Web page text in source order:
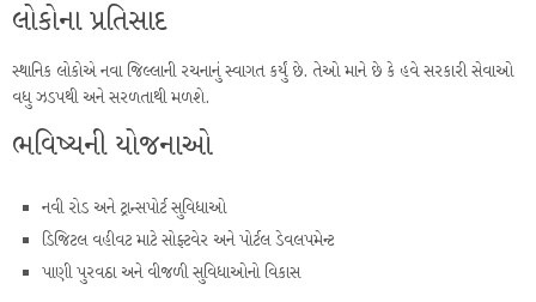
લોકોના પ્રતિસાદ
સ્થાનિક લોકોએ નવા જિલ્લાની રચનાનું સ્વાગત કર્યું છે. તેઓ માને છે કે હવે સરકારી સેવાઓ
વધુ ઝડપથી અને સરળતાથી મળશે.
ભવિષ્યની યોજનાઓ
નવી રોડ અને ટ્રાન્સપોર્ટ સુવિધાઓ
ડિજિટલ વહીવટ માટે સોફ્ટવેર અને પોર્ટલ ડેવલપમેન્ટ
પાણી પુરવઠા અને વીજળી સુવિધાઓનો વિકાસ